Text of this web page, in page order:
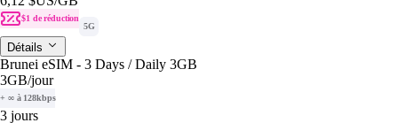
$1 de réduction
5G
Détails
Brunei eSIM - 3 Days / Daily 3GB
3GB/jour
+ ∞ à 128kbps
3 jours